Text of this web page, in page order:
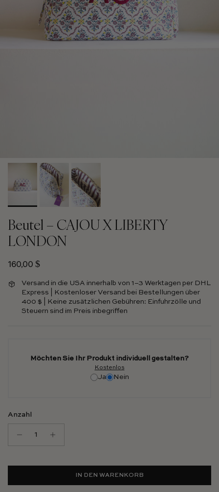
Beutel – CAJOU X LIBERTY
LONDON
Regulärer Preis
160,00 $
Versand in die USA innerhalb von 1–3 Werktagen per DHL
Express | Kostenloser Versand bei Bestellungen über
400 $ | Keine zusätzlichen Gebühren: Einfuhrzölle und
Steuern sind im Preis inbegriffen
Möchten Sie Ihr Produkt individuell gestalten?
Kostenlos
Ja Nein
Anzahl
IN DEN WARENKORB